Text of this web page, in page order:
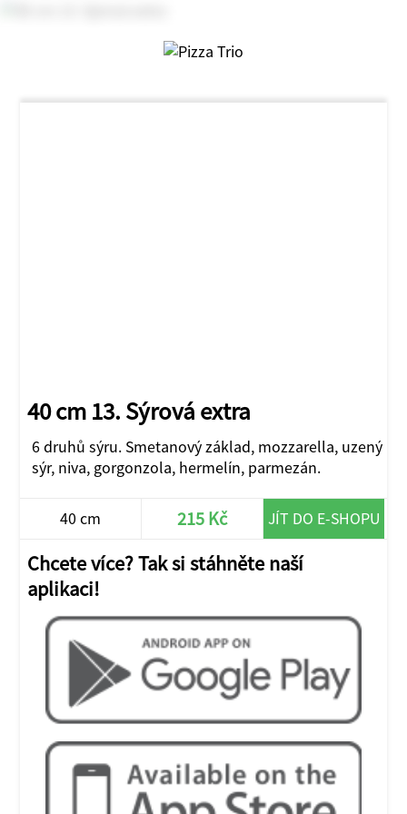
40 cm 13. Sýrová extra
6 druhů sýru. Smetanový základ, mozzarella, uzený
sýr, niva, gorgonzola, hermelín, parmezán.
40 cm 215 Kč JÍT DO E-SHOPU
Chcete více? Tak si stáhněte naší
aplikaci!